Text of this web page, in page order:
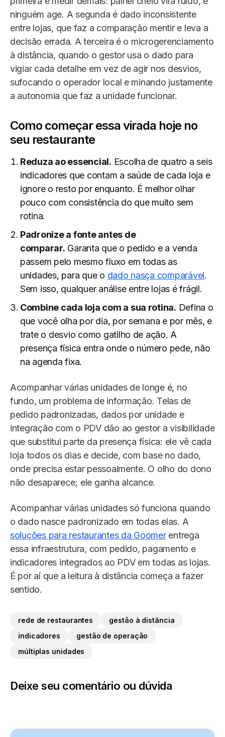
ninguém age. A segunda é dado inconsistente
entre lojas, que faz a comparação mentir e leva a
decisão errada. A terceira é o microgerenciamento
à distância, quando o gestor usa o dado para
vigiar cada detalhe em vez de agir nos desvios,
sufocando o operador local e minando justamente
a autonomia que faz a unidade funcionar.
Como começar essa virada hoje no
seu restaurante
Reduza ao essencial. Escolha de quatro a seis
indicadores que contam a saúde de cada loja e
ignore o resto por enquanto. É melhor olhar
pouco com consistência do que muito sem
rotina.
Padronize a fonte antes de
comparar. Garanta que o pedido e a venda
passem pelo mesmo fluxo em todas as
unidades, para que o dado nasça comparável.
Sem isso, qualquer análise entre lojas é frágil.
Combine cada loja com a sua rotina. Defina o
que você olha por dia, por semana e por mês, e
trate o desvio como gatilho de ação. A
presença física entra onde o número pede, não
na agenda fixa.
Acompanhar várias unidades de longe é, no
fundo, um problema de informação. Telas de
pedido padronizadas, dados por unidade e
integração com o PDV dão ao gestor a visibilidade
que substitui parte da presença física: ele vê cada
loja todos os dias e decide, com base no dado,
onde precisa estar pessoalmente. O olho do dono
não desaparece; ele ganha alcance.
Acompanhar várias unidades só funciona quando
o dado nasce padronizado em todas elas. A
soluções para restaurantes da Goomerentrega
essa infraestrutura, com pedido, pagamento e
indicadores integrados ao PDV em todas as lojas.
É por aí que a leitura à distância começa a fazer
sentido.
rede de restaurantes
gestão à distância
indicadores
gestão de operação
múltiplas unidades
Deixe seu comentário ou dúvida